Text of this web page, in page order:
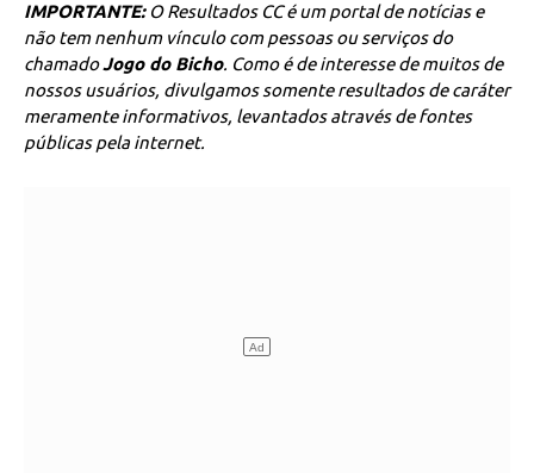
IMPORTANTE:O Resultados CC é um portal de notícias e
não tem nenhum vínculo com pessoas ou serviços do
chamadoJogo do Bicho. Como é de interesse de muitos de
nossos usuários, divulgamos somente resultados de caráter
meramente informativos, levantados através de fontes
públicas pela internet.